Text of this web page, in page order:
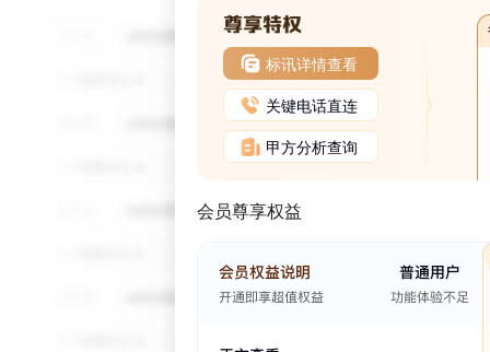
标讯详情查看
关键电话直连
甲方分析查询
会员尊享权益